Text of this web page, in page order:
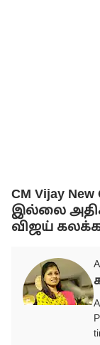
CM Vijay
இல்லை
விஜய்